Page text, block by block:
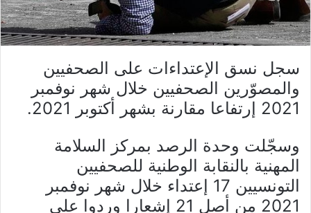
سجل نسق الإعتداءات على الصحفيين
والمصوّرين الصحفيين خلال شهر نوفمبر
2021 إرتفاعا مقارنة بشهر أكتوبر 2021.
وسجّلت وحدة الرصد بمركز السلامة
المهنية بالنقابة الوطنية للصحفيين
التونسيين 17 إعتداء خلال شهر نوفمبر
2021 من أصل 21 إشعارا وردوا على